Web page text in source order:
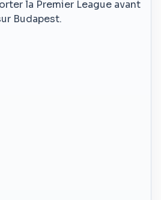
la Premier League avant
Budapest.